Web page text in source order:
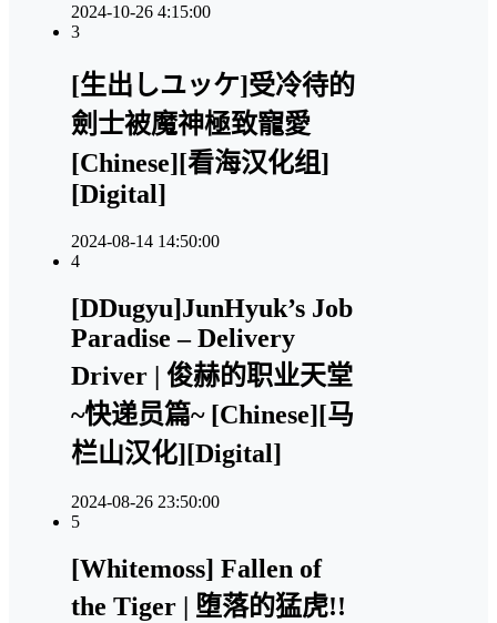
2024-10-26 4:15:00
3
[生出しユッケ]受冷待的
劍士被魔神極致寵愛
[Chinese][看海汉化组]
[Digital]
2024-08-14 14:50:00
4
[DDugyu]JunHyuk’s Job
Paradise – Delivery
Driver | 俊赫的职业天堂
~快递员篇~ [Chinese][马
栏山汉化][Digital]
2024-08-26 23:50:00
5
[Whitemoss] Fallen of
the Tiger | 堕落的猛虎!!